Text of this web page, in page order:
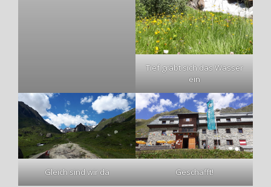
Tief gräbt sich das Wasser
ein
Gleich sind wir da Geschafft!